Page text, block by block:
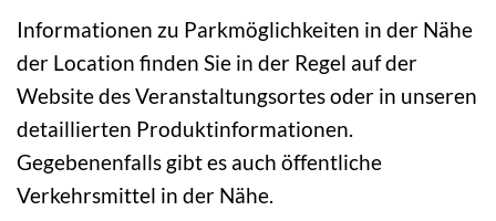
Informationen zu Parkmöglichkeiten in der Nähe
der Location finden Sie in der Regel auf der
Website des Veranstaltungsortes oder in unseren
detaillierten Produktinformationen.
Gegebenenfalls gibt es auch öffentliche
Verkehrsmittel in der Nähe.